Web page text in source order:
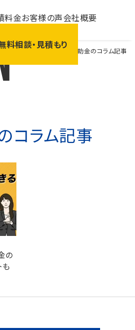
用動画
料金お客様の声会社概要
料相談・見積もり
HOME > コラム > 補助金のコラム記事
コラム記事
の